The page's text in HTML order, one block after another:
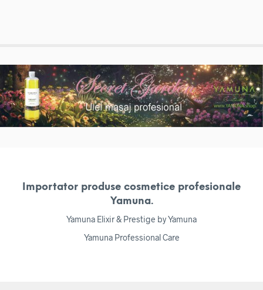
Importator produse cosmetice profesionale
Yamuna.
Yamuna Elixir & Prestige by Yamuna
Yamuna Professional Care